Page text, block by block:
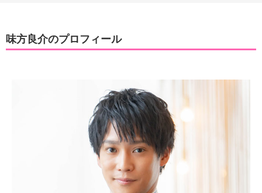
味方良介のプロフィール